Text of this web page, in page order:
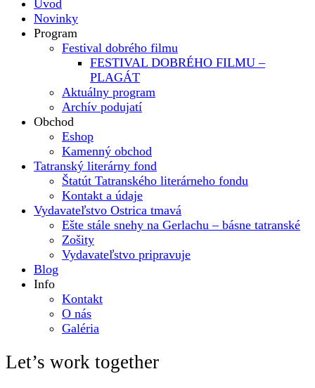
Úvod
Novinky
Program
Festival dobrého filmu
FESTIVAL DOBRÉHO FILMU –
PLAGÁT
Aktuálny program
Archív podujatí
Obchod
Eshop
Kamenný obchod
Tatranský literárny fond
Štatút Tatranského literárneho fondu
Kontakt a údaje
Vydavateľstvo Ostrica tmavá
Ešte stále snehy na Gerlachu – básne tatranské
Zošity
Vydavateľstvo pripravuje
Blog
Info
Kontakt
O nás
Galéria
Let’s work together